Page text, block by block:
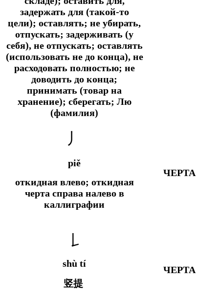
задержать для (такой-то
цели); оставлять; не убирать,
отпускать; задерживать (у
себя), не отпускать; оставлять
(использовать не до конца), не
расходовать полностью; не
доводить до конца;
принимать (товар на
хранение); сберегать; Лю
(фамилия)
丿
piě
откидная влево; откидная
черта справа налево в
каллиграфии
ЧЕРТА
𠄌
shù tí
竖提
ЧЕРТА